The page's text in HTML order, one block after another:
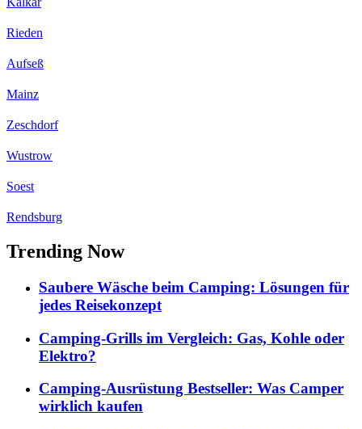
Rieden
Aufseß
Mainz
Zeschdorf
Wustrow
Soest
Rendsburg
Trending Now
Saubere Wäsche beim Camping: Lösungen für
jedes Reisekonzept
Camping-Grills im Vergleich: Gas, Kohle oder
Elektro?
Camping-Ausrüstung Bestseller: Was Camper
wirklich kaufen